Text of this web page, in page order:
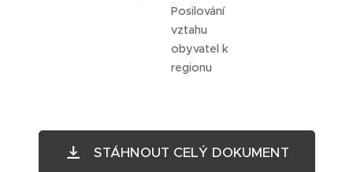
Posilování
vztahu
obyvatel k
regionu
STÁHNOUT CELÝ DOKUMENT